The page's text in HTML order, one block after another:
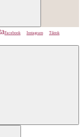
Facebook Instagram
Tiktok